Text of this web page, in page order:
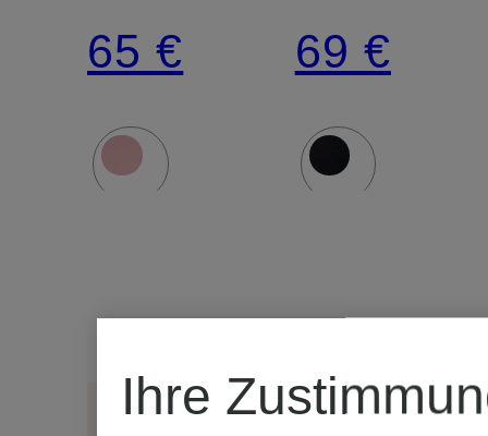
65 €
3
69 €
Ihre